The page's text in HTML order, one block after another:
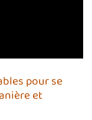
pour se
et